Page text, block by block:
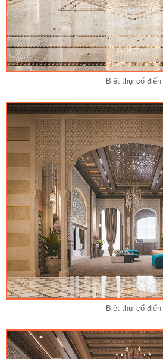
Biệt thự cổ điển
Biệt thự cổ điển